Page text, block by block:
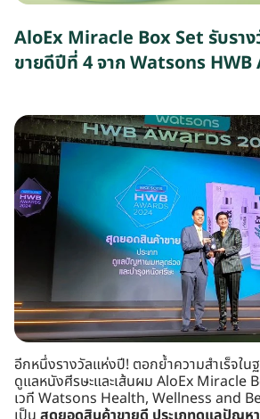
AloEx Miracle Box Set รับรา
ขายดีปีที่ 4 จาก Watsons
อีกหนึ่งรางวัลแห่งปี! ตอกย้ำความสำเร็จใ
ดูแลหนังศีรษะและเส้นผม AloEx Miracle
เวที Watsons Health, Wellness and